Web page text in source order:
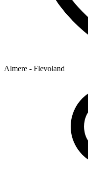
Almere - Flevoland